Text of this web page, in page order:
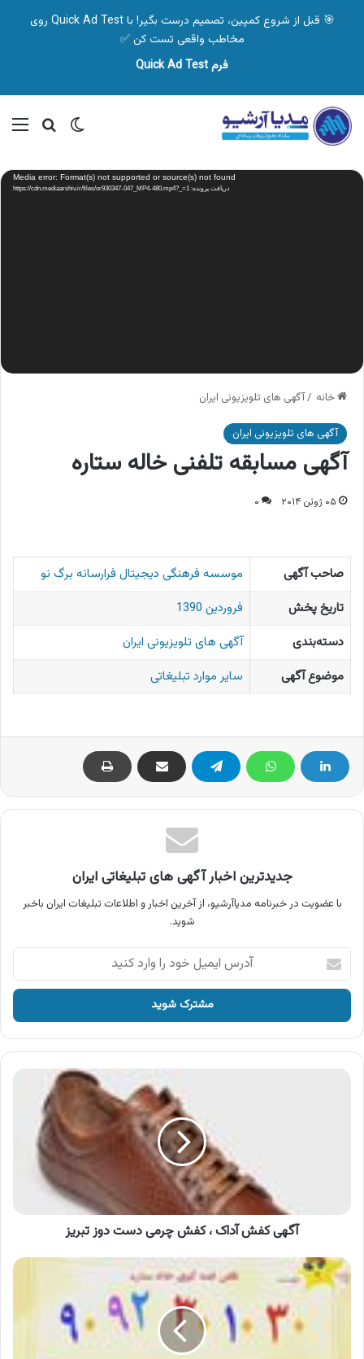
🎯 قبل از شروع کمپین، تصمیم درست بگیر! با Quick Ad Test روی
مخاطب واقعی تست کن ✅
فرم Quick Ad Test
تغییر پوسته
نمایشگر
ویدیو Media error: Format(s) not supported or source(s) not found
دریافت پرونده: https://cdn.mediaarshiv.ir/files/or930347-047_MP4-480.mp4?_=1
خانه /آگهی های تلویزیونی ایران
آگهی های تلویزیونی ایران
آگهی مسابقه تلفنی خاله ستاره
۰۵ ژوئن ۲۰۱۴ ۰
صاحب آگهی
موسسه فرهنگی دیجیتال فرارسانه برگ نو
تاریخ پخش
فروردین 1390
دسته‌بندی
آگهی های تلویزیونی ایران
موضوع آگهی
سایر موارد تبلیغاتی
جدیدترین اخبار آگهی های تبلیغاتی ایران
با عضویت در خبرنامه مدیاآرشیو، از آخرین اخبار و اطلاعات تبلیغات ایران باخبر
شوید.
آدرس
ایمیل
خود
وارد
کنید
آگهی کفش آداک ، کفش چرمی دست دوز تبریز
آگهی
تلفن
قصه